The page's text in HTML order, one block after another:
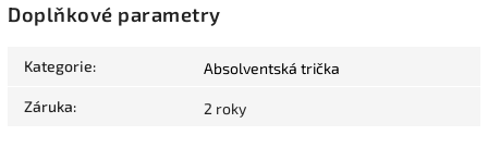
Doplňkové parametry
Kategorie: Absolventská trička
Záruka: 2 roky